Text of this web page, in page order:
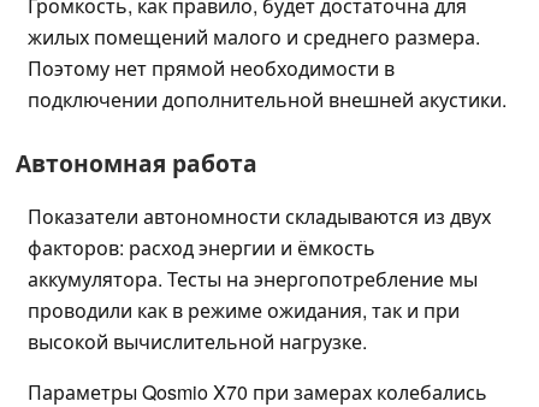
жилых помещений малого и среднего размера.
Поэтому нет прямой необходимости в
подключении дополнительной внешней акустики.
Автономная работа
Показатели автономности складываются из двух
факторов: расход энергии и ёмкость
аккумулятора. Тесты на энергопотребление мы
проводили как в режиме ожидания, так и при
высокой вычислительной нагрузке.
Параметры Qosmio X70 при замерах колебались